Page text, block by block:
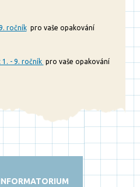
ročníkpro vaše opakování
- 9. ročník pro vaše opakování